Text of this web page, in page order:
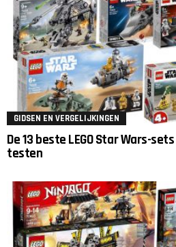
GIDSEN EN VERGELIJKINGEN
De 13 beste LEGO Star Wars-
testen